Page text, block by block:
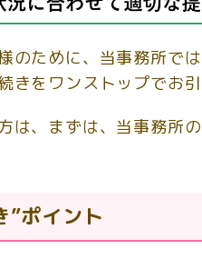
のために、当事務所で
をワンストップでお引
は、まずは、当事務所の
”ポイント